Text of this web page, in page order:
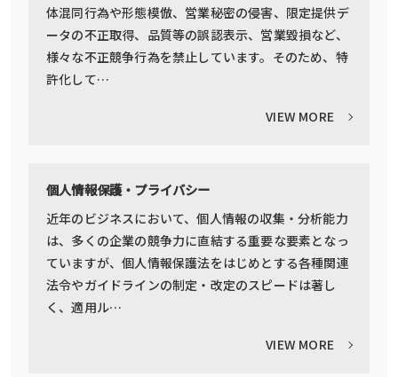
体混同行為や形態模倣、営業秘密の侵害、限定提供デ
ータの不正取得、品質等の誤認表示、営業毀損など、
様々な不正競争行為を禁止しています。そのため、特
許化して…
VIEW MORE
個人情報保護・プライバシー
近年のビジネスにおいて、個人情報の収集・分析能力
は、多くの企業の競争力に直結する重要な要素となっ
ていますが、個人情報保護法をはじめとする各種関連
法令やガイドラインの制定・改定のスピードは著し
く、適用ル…
VIEW MORE